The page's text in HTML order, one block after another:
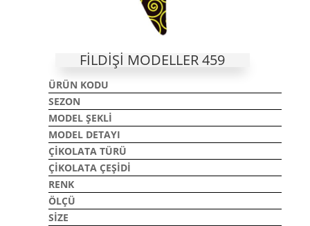
FILDIŞI MODELLER 459
ÜRÜN KODU
SEZON
MODEL ŞEKLI
MODEL DETAYI
ÇIKOLATA TÜRÜ
ÇIKOLATA ÇEŞIDI
RENK
ÖLÇÜ
SIZE